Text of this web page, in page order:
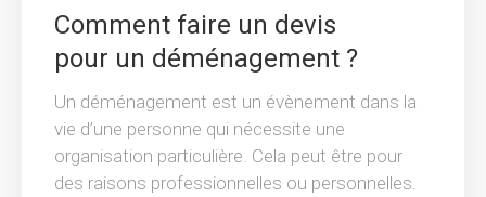
Comment faire un devis
pour un déménagement ?
Un déménagement est un évènement dans la
vie d’une personne qui nécessite une
organisation particulière. Cela peut être pour
des raisons professionnelles ou personnelles.